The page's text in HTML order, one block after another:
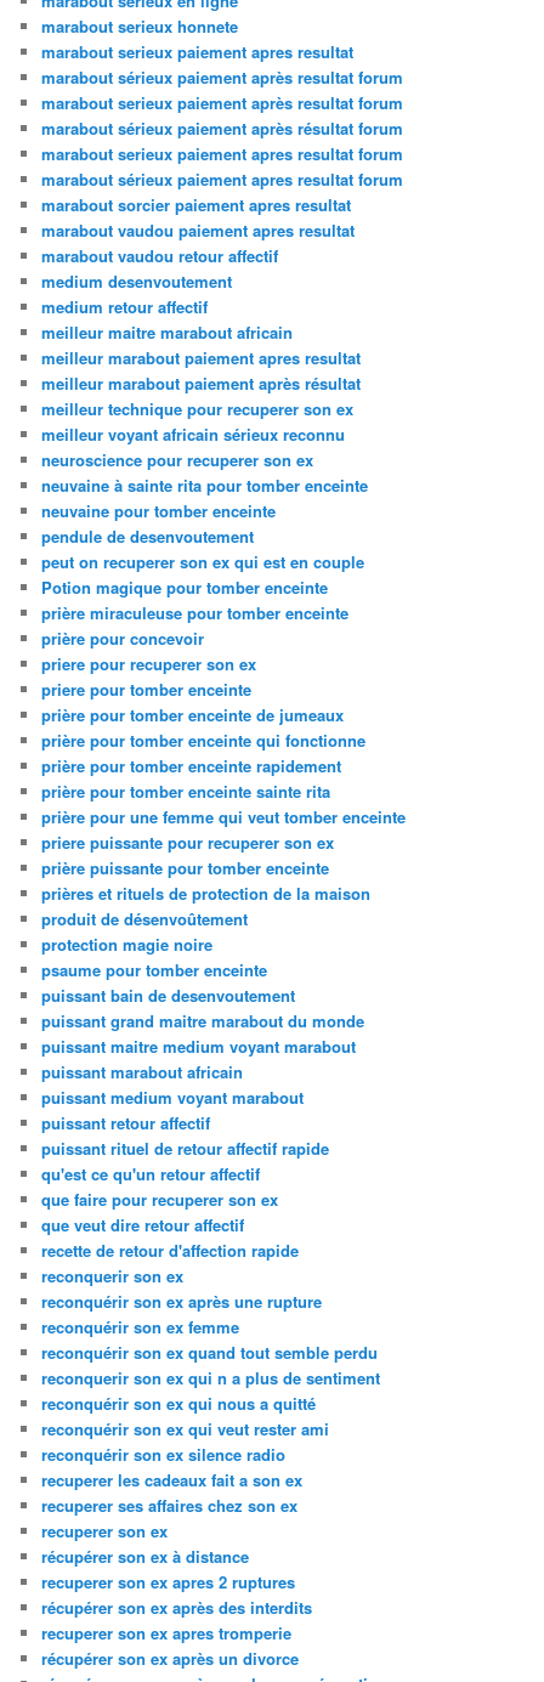
marabout serieux honnete
marabout serieux paiement apres resultat
marabout sérieux paiement après resultat forum
marabout serieux paiement après resultat forum
marabout sérieux paiement après résultat forum
marabout serieux paiement apres resultat forum
marabout sérieux paiement apres resultat forum
marabout sorcier paiement apres resultat
marabout vaudou paiement apres resultat
marabout vaudou retour affectif
medium desenvoutement
medium retour affectif
meilleur maitre marabout africain
meilleur marabout paiement apres resultat
meilleur marabout paiement après résultat
meilleur technique pour recuperer son ex
meilleur voyant africain sérieux reconnu
neuroscience pour recuperer son ex
neuvaine à sainte rita pour tomber enceinte
neuvaine pour tomber enceinte
pendule de desenvoutement
peut on recuperer son ex qui est en couple
Potion magique pour tomber enceinte
prière miraculeuse pour tomber enceinte
prière pour concevoir
priere pour recuperer son ex
priere pour tomber enceinte
prière pour tomber enceinte de jumeaux
prière pour tomber enceinte qui fonctionne
prière pour tomber enceinte rapidement
prière pour tomber enceinte sainte rita
prière pour une femme qui veut tomber enceinte
priere puissante pour recuperer son ex
prière puissante pour tomber enceinte
prières et rituels de protection de la maison
produit de désenvoûtement
protection magie noire
psaume pour tomber enceinte
puissant bain de desenvoutement
puissant grand maitre marabout du monde
puissant maitre medium voyant marabout
puissant marabout africain
puissant medium voyant marabout
puissant retour affectif
puissant rituel de retour affectif rapide
qu'est ce qu'un retour affectif
que faire pour recuperer son ex
que veut dire retour affectif
recette de retour d'affection rapide
reconquerir son ex
reconquérir son ex après une rupture
reconquérir son ex femme
reconquérir son ex quand tout semble perdu
reconquerir son ex qui n a plus de sentiment
reconquérir son ex qui nous a quitté
reconquérir son ex qui veut rester ami
reconquérir son ex silence radio
recuperer les cadeaux fait a son ex
recuperer ses affaires chez son ex
recuperer son ex
récupérer son ex à distance
recuperer son ex apres 2 ruptures
récupérer son ex après des interdits
recuperer son ex apres tromperie
récupérer son ex après un divorce